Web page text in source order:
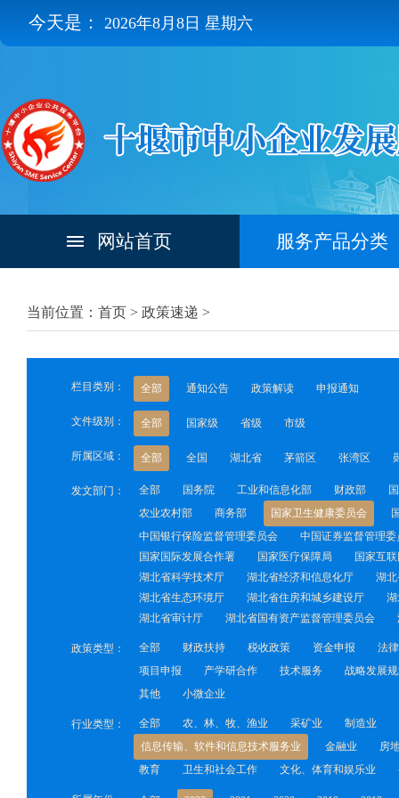
今天是： 2026年8月8日 星期六
网站首页 服务产品分类
当前位置：首页 > 政策速递 >
栏目类别： 全部 通知公告 政策解读 申报通知
文件级别： 全部 国家级 省级 市级
所属区域： 全部 全国 湖北省 茅箭区 张湾区
发文部门： 全部 国务院 工业和信息化部 财政部
农业农村部
商务部 国家卫生健康委员会
中国银行保险监督管理委员会
中国证券监督管理委
国家国际发展合作署
国家医疗保障局
国家互
湖北省科学技术厅
湖北省经济和信息化厅
湖
湖北省生态环境厅
湖北省住房和城乡建设厅
湖北省审计厅
湖北省国有资产监督管理委员会
政策类型： 全部 财政扶持 税收政策 资金申报
法
项目申报
产学研合作 技术服务
战略发展
其他
小微企业
行业类型： 全部 农、林、牧、渔业 采矿业
制造业
信息传输、软件和信息技术服务业
金融业
房
教育
卫生和社会工作 文化、体育和娱乐业